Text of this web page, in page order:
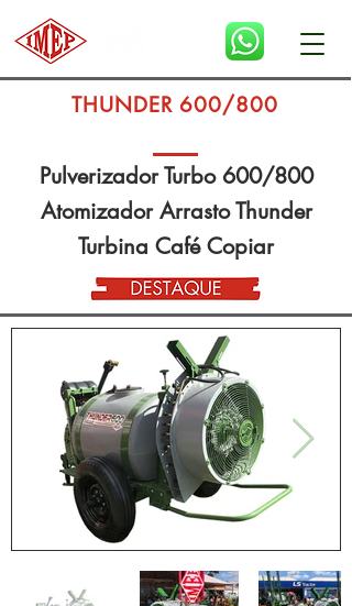
THUNDER 600/800
Pulverizador Turbo 600/800
Atomizador Arrasto Thunder
Turbina Café Copiar